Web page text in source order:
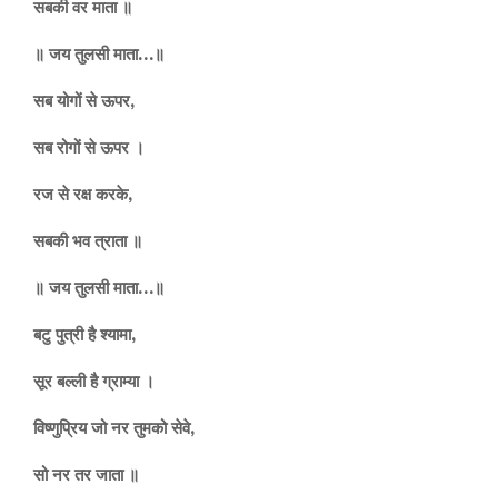
सबकी वर माता ॥
॥ जय तुलसी माता…॥
सब योगों से ऊपर,
सब रोगों से ऊपर ।
रज से रक्ष करके,
सबकी भव त्राता ॥
॥ जय तुलसी माता…॥
बटु पुत्री है श्यामा,
सूर बल्ली है ग्राम्या ।
विष्णुप्रिय जो नर तुमको सेवे,
सो नर तर जाता ॥